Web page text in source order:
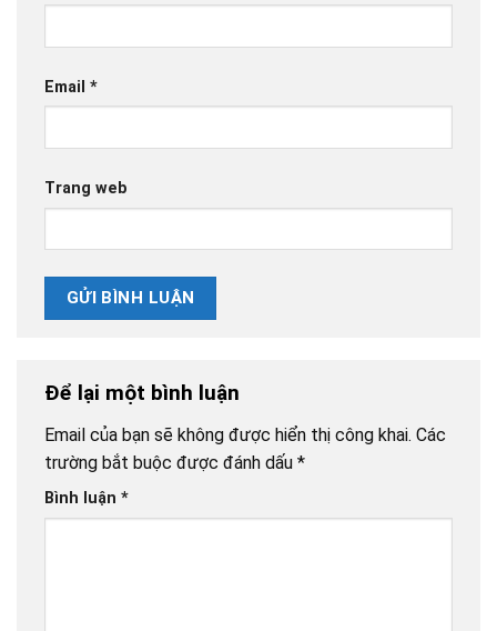
Email *
Trang web
Để lại một bình luận
Email của bạn sẽ không được hiển thị công khai. Các
trường bắt buộc được đánh dấu *
Bình luận *